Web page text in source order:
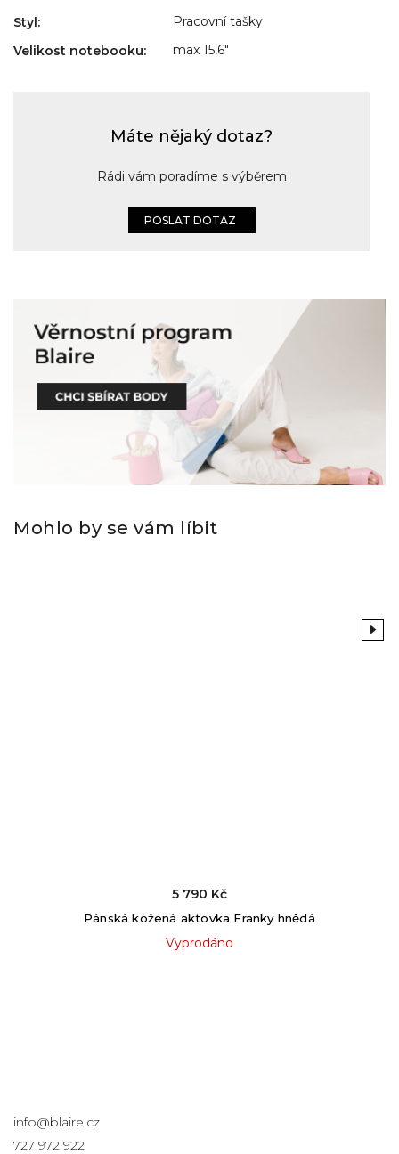
Styl:
Pracovní tašky
Velikost notebooku: max 15,6"
Máte nějaký dotaz?
Rádi vám poradíme s výběrem
POSLAT DOTAZ
Mohlo by se vám líbit
Previous
Pánská kožená aktovka Franky hnědá
Vyprodáno
5 790 Kč
Next
info@blaire.cz
727 972 922